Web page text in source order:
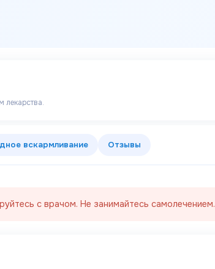
лекарства.
вскармливание Отзывы
с врачом. Не занимайтесь самолечением.